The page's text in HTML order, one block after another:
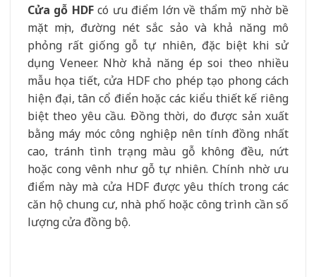
Cửa gỗ HDFcó ưu điểm lớn về thẩm mỹ nhờ bề
mặt mịn, đường nét sắc sảo và khả năng mô
phỏng rất giống gỗ tự nhiên, đặc biệt khi sử
dụng Veneer. Nhờ khả năng ép soi theo nhiều
mẫu họa tiết, cửa HDF cho phép tạo phong cách
hiện đại, tân cổ điển hoặc các kiểu thiết kế riêng
biệt theo yêu cầu. Đồng thời, do được sản xuất
bằng máy móc công nghiệp nên tính đồng nhất
cao, tránh tình trạng màu gỗ không đều, nứt
hoặc cong vênh như gỗ tự nhiên. Chính nhờ ưu
điểm này mà cửa HDF được yêu thích trong các
căn hộ chung cư, nhà phố hoặc công trình cần số
lượng cửa đồng bộ.